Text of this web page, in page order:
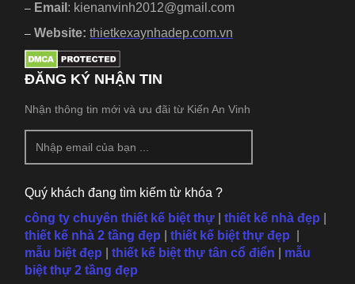
– Email : kienanvinh2012@gmail.com
– Website:thietkexaynhadep.com.vn
ĐĂNG KÝ NHẬN TIN
Nhận thông tin mới và ưu đãi từ Kiến An Vinh
Quý khách đang tìm kiếm từ khóa ?
công ty chuyên thiết kế biệt thự |thiết kế nhà đẹp
thiết kế nhà 2 tầng đẹp
thiết kế biệt thự đẹp
mẫu biệt đẹp thiết kế biệt thự tân cổ điển
mẫu
biệt thự 2 tầng đẹp